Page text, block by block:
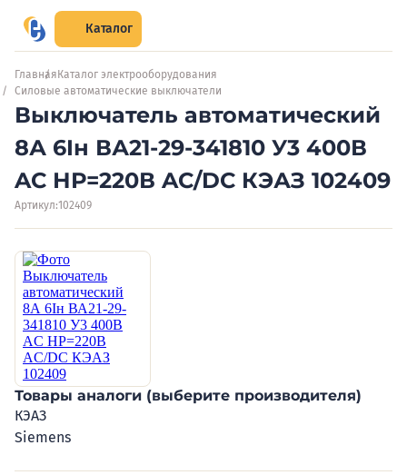
Каталог
Главная Каталог электрооборудования
Силовые автоматические выключатели
Выключатель автоматический
8А 6Iн ВА21-29-341810 У3 400В
AC НР=220В AC/DC КЭАЗ 102409
Артикул:102409
Товары аналоги (выберите производителя)
КЭАЗ
Siemens